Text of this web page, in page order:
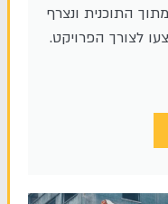
התוכנית ונצרף
לצורך הפרויקט.